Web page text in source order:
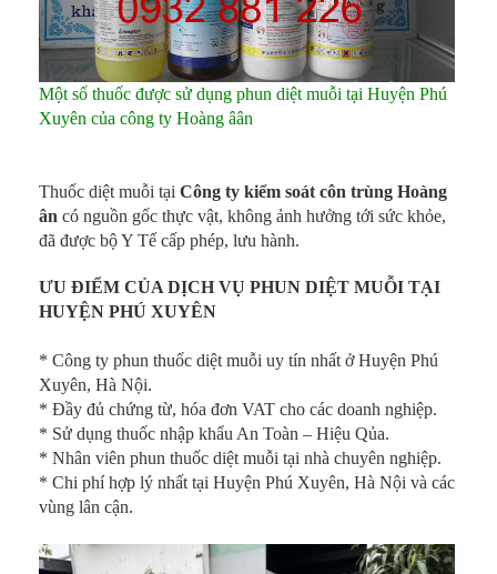
Một số thuốc được sử dụng phun diệt muỗi tại Huyện Phú
Xuyên của công ty Hoàng âân
Thuốc diệt muỗi tại Công ty kiểm soát côn trùng Hoàng
ân có nguồn gốc thực vật, không ảnh hưởng tới sức khỏe,
đã được bộ Y Tế cấp phép, lưu hành.
ƯU ĐIỂM CỦA DỊCH VỤ PHUN DIỆT MUỖI TẠI
HUYỆN PHÚ XUYÊN
* Công ty phun thuốc diệt muỗi uy tín nhất ở Huyện Phú
Xuyên, Hà Nội.
* Đầy đủ chứng từ, hóa đơn VAT cho các doanh nghiệp.
* Sử dụng thuốc nhập khẩu An Toàn – Hiệu Qủa.
* Nhân viên phun thuốc diệt muỗi tại nhà chuyên nghiệp.
* Chi phí hợp lý nhất tại Huyện Phú Xuyên, Hà Nội và các
vùng lân cận.